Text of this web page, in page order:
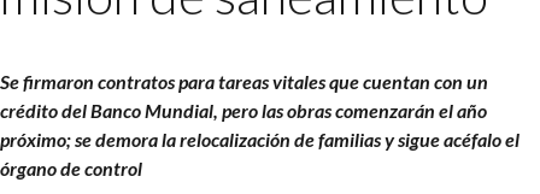
Matriz Profesional
Se firmaron contratos para tareas vitales que cuentan con un
crédito del Banco Mundial, pero las obras comenzarán el año
próximo; se demora la relocalización de familias y sigue acéfalo el
órgano de control